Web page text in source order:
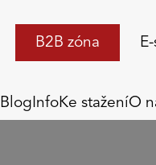
Blog InfoKe staženíO
B2B zóna